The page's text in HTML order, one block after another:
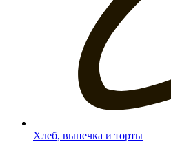
Хлеб, выпечка и торты